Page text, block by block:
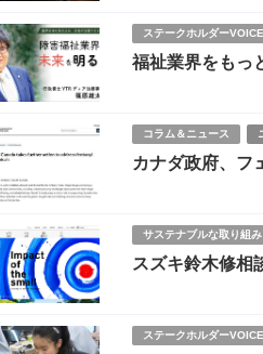
ステークホルダーVOICE
福祉業界をもっ
コラム＆ニュース
カナダ政府、フ
サステナブルな取り組み
スズキ鈴木修相談
ステークホルダーVOICE